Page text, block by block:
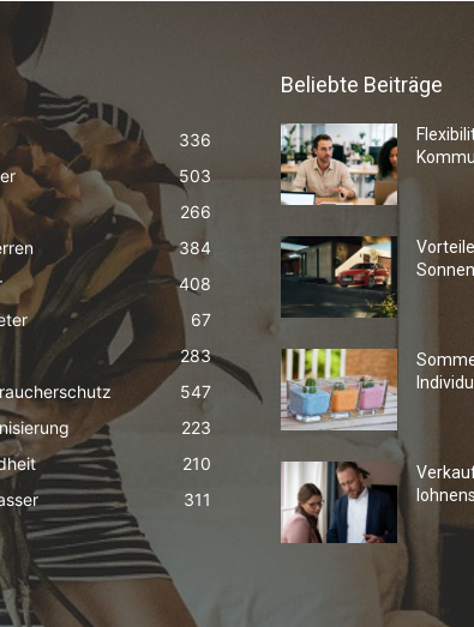
336
503
266
384
408
67
283
547
223
210
311
Beliebte Beiträge